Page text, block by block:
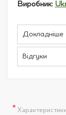
Виробник:
Докладніше
Відгуки
*